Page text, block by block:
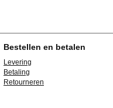
Bestellen en betalen
Levering
Betaling
Retourneren